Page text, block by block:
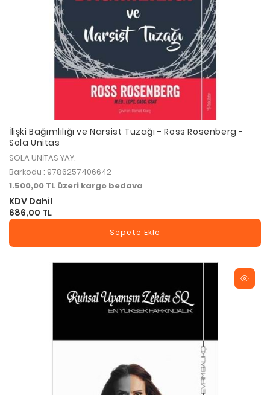
İlişki Bağımlılığı ve Narsist Tuzağı - Ross Rosenberg -
Sola Unitas
SOLA UNİTAS YAY.
Barkodu : 9786257406642
1.500,00 TL üzeri kargo bedava
KDV Dahil
686,00 TL
Sepete Ekle